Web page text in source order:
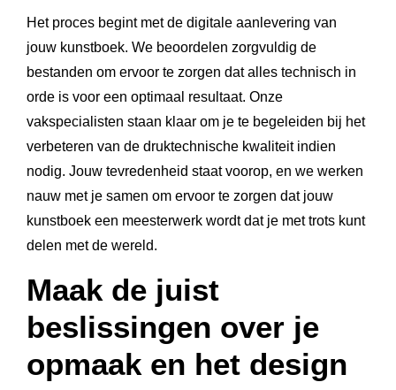
Het proces begint met de digitale aanlevering van
jouw kunstboek. We beoordelen zorgvuldig de
bestanden om ervoor te zorgen dat alles technisch in
orde is voor een optimaal resultaat. Onze
vakspecialisten staan klaar om je te begeleiden bij het
verbeteren van de druktechnische kwaliteit indien
nodig. Jouw tevredenheid staat voorop, en we werken
nauw met je samen om ervoor te zorgen dat jouw
kunstboek een meesterwerk wordt dat je met trots kunt
delen met de wereld.
Maak de juist
beslissingen over je
opmaak en het design